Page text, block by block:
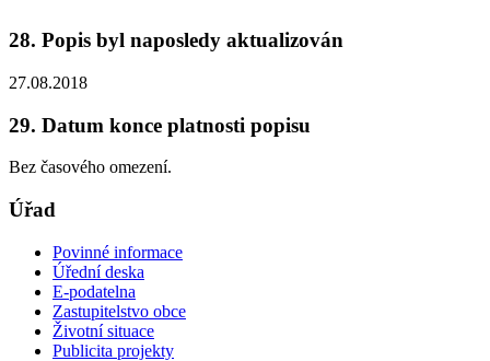
28. Popis byl naposledy aktualizován
27.08.2018
29. Datum konce platnosti popisu
Bez časového omezení.
Úřad
Povinné informace
Úřední deska
E-podatelna
Zastupitelstvo obce
Životní situace
Publicita projekty